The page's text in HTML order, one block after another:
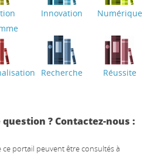
Innovation Numérique
Recherche Réussite
? Contactez-nous :
portail peuvent être consultés à